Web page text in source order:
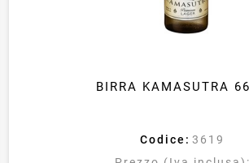
BIRRA KAMASUTRA
Codice: 3619